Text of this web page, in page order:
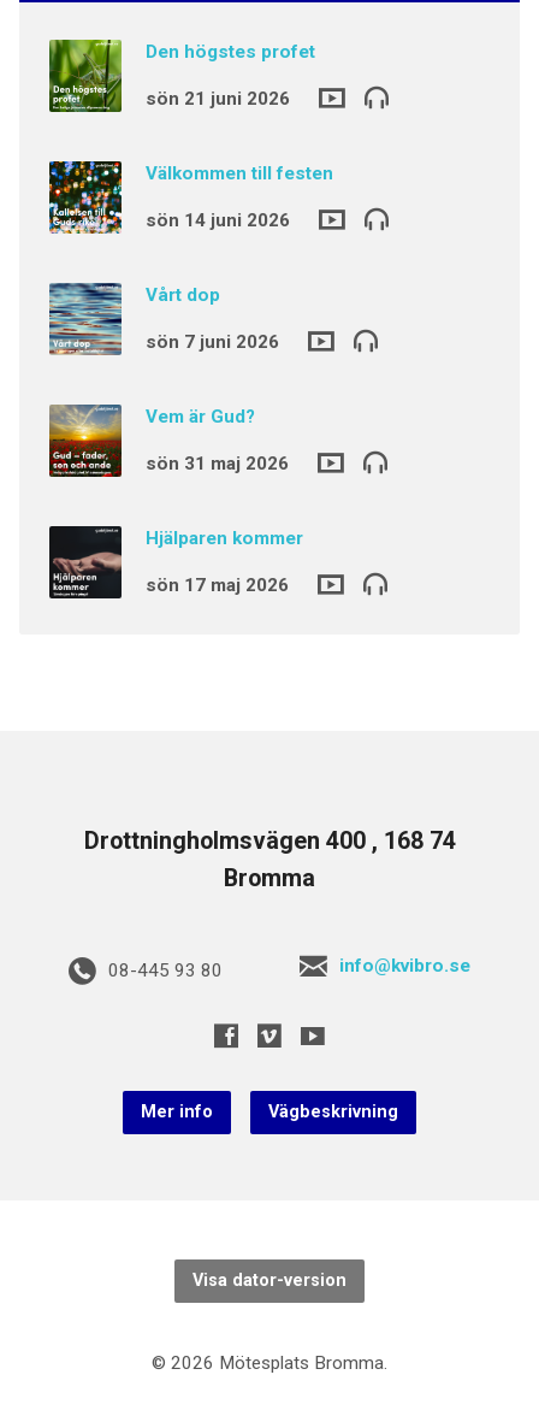
Den högstes profet
sön 21 juni 2026
Välkommen till festen
sön 14 juni 2026
Vårt dop
sön 7 juni 2026
Vem är Gud?
sön 31 maj 2026
Hjälparen kommer
sön 17 maj 2026
Drottningholmsvägen 400 , 168 74
Bromma
08-445 93 80 info@kvibro.se
Mer info Vägbeskrivning
Visa dator-version
© 2026 Mötesplats Bromma.